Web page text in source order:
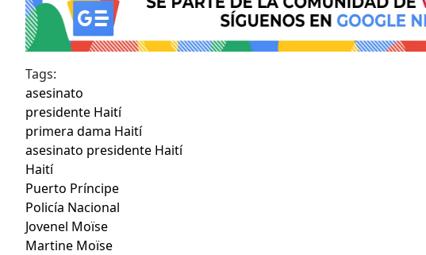
Tags:
asesinato
presidente Haití
primera dama Haití
asesinato presidente Haití
Haití
Puerto Príncipe
Policía Nacional
Jovenel Moïse
Martine Moïse